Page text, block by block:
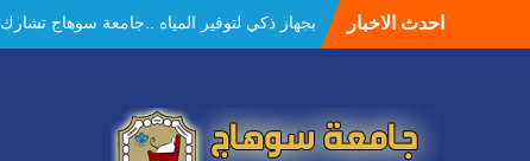
احدث الاخبار
بجهاز ذكي لتوفير المياه ..جامعة سوهاج تشارك
بمعرض الاكاديمية العسكريه علي هامش
يتابعان تنفيذ أحد أكبر المشروعات الإدارية
والخدمية بجامعة سوهاج الجديدة